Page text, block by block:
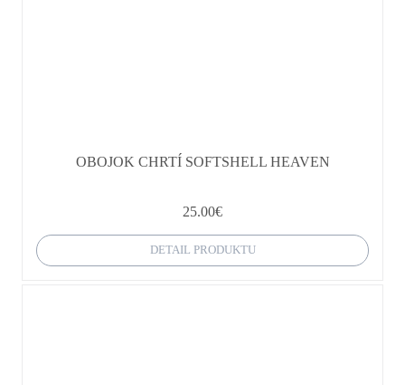
OBOJOK CHRTÍ SOFTSHELL HEAVEN
25.00€
DETAIL PRODUKTU